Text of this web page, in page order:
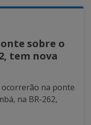
sobre o
tem nova
na ponte
na BR-262,